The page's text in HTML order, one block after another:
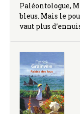
Paléontologue,
bleus. Mais le
vaut plus